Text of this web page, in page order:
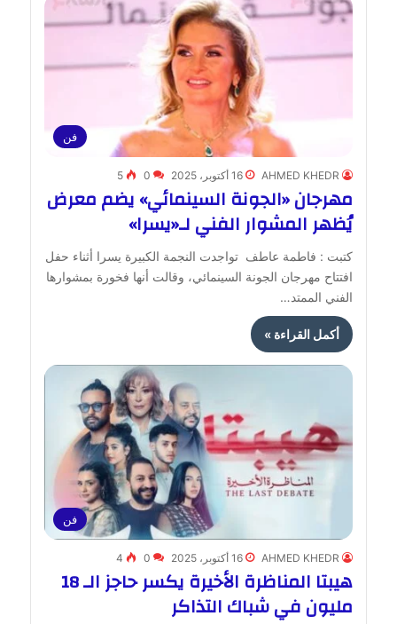
فن
AHMED KHEDR 16 أكتوبر، 2025 0
5
مهرجان «الجونة السينمائي» يضم معرض
يُظهر المشوار الفني لـ«يسرا»
كتبت : فاطمة عاطف تواجدت النجمة الكبيرة يسرا أثناء حفل
افتتاح مهرجان الجونة السينمائي، وقالت أنها فخورة بمشوارها
الفني الممتد…
أكمل القراءة »
فن
AHMED KHEDR 16 أكتوبر، 2025 0
4
هيبتا المناظرة الأخيرة يكسر حاجز الـ 18
مليون في شباك التذاكر